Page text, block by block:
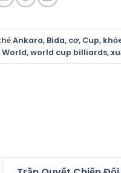
Ankara, Bida, cơ, Cup,
World,world cup billiards,